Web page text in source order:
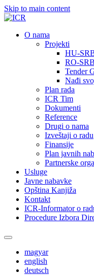
Skip to main content
О nama
Projekti
HU-
RO-
Tender
Nađi
Plan rada
ICR Tim
Dokumenti
Reference
Drugi o nama
Izveštaji o radu
Finansije
Plan javnih
Partnerske
Usluge
Javne nabavke
Opština Kanjiža
Kontakt
ICR-Informator o
Procedure Izbora
magyar
english
deutsch